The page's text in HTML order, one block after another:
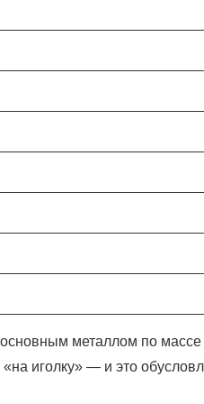
металлом по
«на иголку» — и это